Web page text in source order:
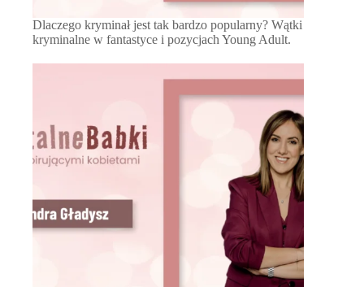
Dlaczego kryminał jest tak bardzo popularny? Wątki
kryminalne w fantastyce i pozycjach Young Adult.